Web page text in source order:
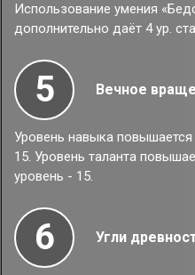
Использование умения
дополнительно даёт 4 ур.
5 Вечное
Уровень навыка
15. Уровень таланта
уровень - 15.
6 Угли